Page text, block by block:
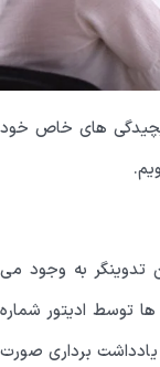
های خاص خود
به وجود می
توسط ادیتور شماره
برداری صورت